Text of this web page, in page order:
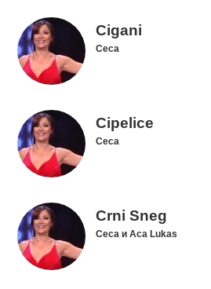
Cigani
Ceca
Cipelice
Ceca
Crni Sneg
Ceca и Aca Lukas